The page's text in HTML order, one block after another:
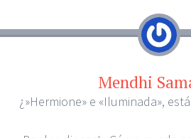
Mendhi
¿»Hermione» e «Iluminada»,